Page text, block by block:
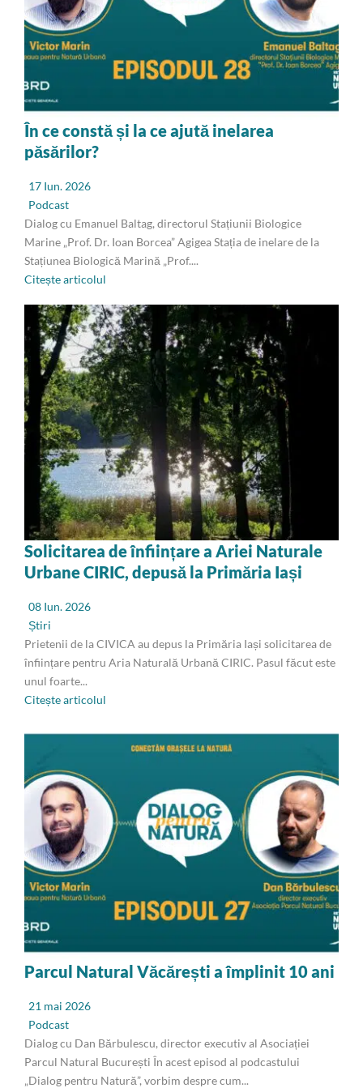
În ce constă și la ce ajută inelarea
păsărilor?
17 Iun. 2026
Podcast
Dialog cu Emanuel Baltag, directorul Stațiunii Biologice
Marine „Prof. Dr. Ioan Borcea” Agigea Stația de inelare de la
Stațiunea Biologică Marină „Prof....
Citește articolul
Solicitarea de înființare a Ariei Naturale
Urbane CIRIC, depusă la Primăria Iași
08 Iun. 2026
Știri
Prietenii de la CIVICA au depus la Primăria Iași solicitarea de
înființare pentru Aria Naturală Urbană CIRIC. Pasul făcut este
unul foarte...
Citește articolul
Parcul Natural Văcărești a împlinit 10 ani
21 mai 2026
Podcast
Dialog cu Dan Bărbulescu, director executiv al Asociației
Parcul Natural București În acest episod al podcastului
„Dialog pentru Natură”, vorbim despre cum...